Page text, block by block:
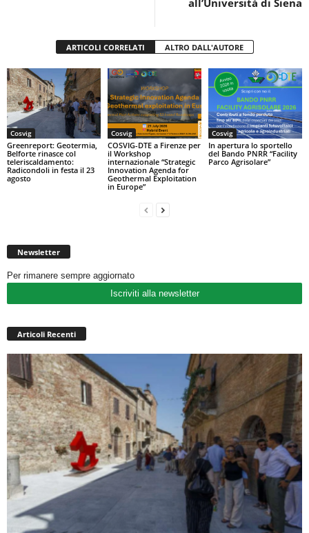
all’Università di Siena
ARTICOLI CORRELATI ALTRO DALL'AUTORE
Cosvig
Greenreport: Geotermia,
Belforte rinasce col
teleriscaldamento:
Radicondoli in festa il 23
agosto
Cosvig
COSVIG-DTE a Firenze per
il Workshop
internazionale “Strategic
Innovation Agenda for
Geothermal Exploitation
in Europe”
Cosvig
In apertura lo sportello
del Bando PNRR “Facility
Parco Agrisolare”
Newsletter
Per rimanere sempre aggiornato
Iscriviti alla newsletter
Articoli Recenti